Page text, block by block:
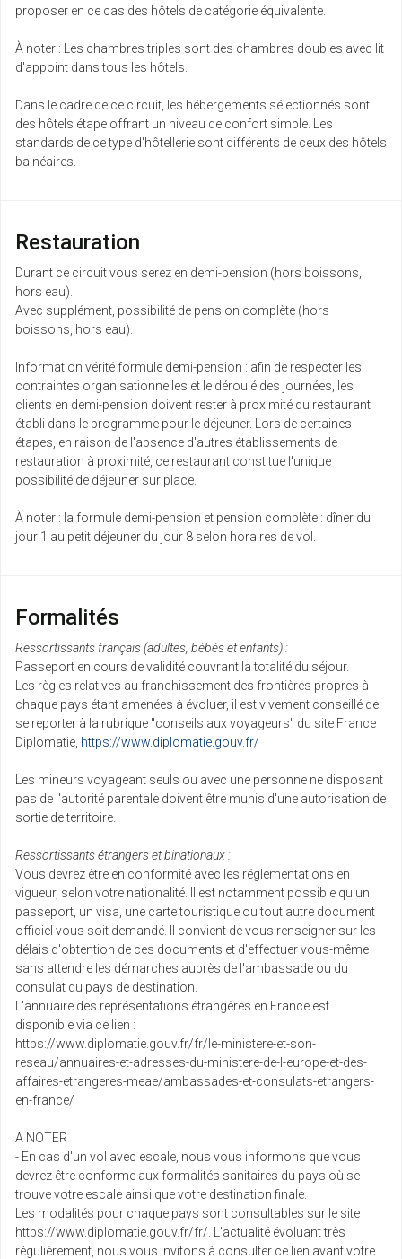
proposer en ce cas des hôtels de catégorie équivalente.
À noter : Les chambres triples sont des chambres doubles avec lit
d'appoint dans tous les hôtels.
Dans le cadre de ce circuit, les hébergements sélectionnés sont
des hôtels étape offrant un niveau de confort simple. Les
standards de ce type d'hôtellerie sont différents de ceux des hôtels
balnéaires.
Restauration
Durant ce circuit vous serez en demi-pension (hors boissons,
hors eau).
Avec supplément, possibilité de pension complète (hors
boissons, hors eau).
Information vérité formule demi-pension : afin de respecter les
contraintes organisationnelles et le déroulé des journées, les
clients en demi-pension doivent rester à proximité du restaurant
établi dans le programme pour le déjeuner. Lors de certaines
étapes, en raison de l'absence d'autres établissements de
restauration à proximité, ce restaurant constitue l'unique
possibilité de déjeuner sur place.
À noter : la formule demi-pension et pension complète : dîner du
jour 1 au petit déjeuner du jour 8 selon horaires de vol.
Formalités
Ressortissants français (adultes, bébés et enfants) :
Passeport en cours de validité couvrant la totalité du séjour.
Les règles relatives au franchissement des frontières propres à
chaque pays étant amenées à évoluer, il est vivement conseillé de
se reporter à la rubrique "conseils aux voyageurs" du site France
Diplomatie, https://www.diplomatie.gouv.fr/
Les mineurs voyageant seuls ou avec une personne ne disposant
pas de l'autorité parentale doivent être munis d'une autorisation de
sortie de territoire.
Ressortissants étrangers et binationaux :
Vous devrez être en conformité avec les réglementations en
vigueur, selon votre nationalité. Il est notamment possible qu'un
passeport, un visa, une carte touristique ou tout autre document
officiel vous soit demandé. Il convient de vous renseigner sur les
délais d'obtention de ces documents et d'effectuer vous-même
sans attendre les démarches auprès de l'ambassade ou du
consulat du pays de destination.
L'annuaire des représentations étrangères en France est
disponible via ce lien :
https://www.diplomatie.gouv.fr/fr/le-ministere-et-son-
reseau/annuaires-et-adresses-du-ministere-de-l-europe-et-des-
affaires-etrangeres-meae/ambassades-et-consulats-etrangers-
en-france/
A NOTER
- En cas d'un vol avec escale, nous vous informons que vous
devrez être conforme aux formalités sanitaires du pays où se
trouve votre escale ainsi que votre destination finale.
Les modalités pour chaque pays sont consultables sur le site
https://www.diplomatie.gouv.fr/fr/. L'actualité évoluant très
régulièrement, nous vous invitons à consulter ce lien avant votre